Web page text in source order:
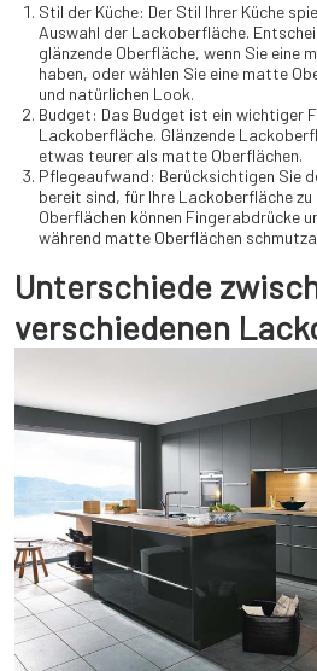
Stil der Küche: Der Stil Ihrer Küche
Auswahl der Lackoberfläche.
glänzende Oberfläche, wenn Sie eine
haben, oder wählen Sie eine matte
und natürlichen Look.
Budget: Das Budget ist ein wichtiger
Lackoberfläche. Glänzende
etwas teurer als matte Oberflächen.
Pflegeaufwand: Berücksichtigen Sie
bereit sind, für Ihre Lackoberfläche zu
Oberflächen können Fingerabdrücke
während matte Oberflächen
Unterschiede
verschiedenen